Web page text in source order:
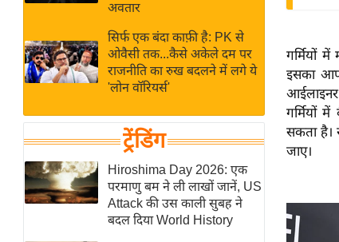
साहित्य जगत
ऑटो वर्ल्ड
न्यूज ब्रीफ
मनोरंजन जगत
फिल्म समीक्षा
Breaking
News
लाइफस्टाइल
अवतार
सिर्फ एक बंदा काफ़ी है: PK से
ओवैसी तक...कैसे अकेले दम पर
राजनीति का रुख बदलने में लगे ये
'लोन वॉरियर्स'
ट्रेंडिंग
Hiroshima Day 2026: एक
परमाणु बम ने ली लाखों जानें, US
Attack की उस काली सुबह ने
बदल दिया World History
गर्मियों
इसका
गर्मियों
सकता है।
जाए।